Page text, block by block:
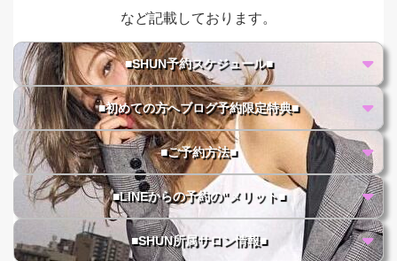
など記載しております。
■SHUN予約スケジュール■
■初めての方へブログ予約限定特典■
■ご予約方法■
■LINEからの予約の"メリット■
■SHUN所属サロン情報■